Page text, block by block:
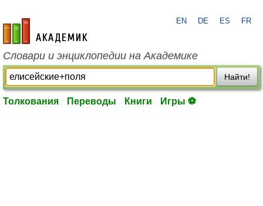
academic.ru
EN DE ES FR
Словари и энциклопедии на Академике
Найти!
Толкования Переводы Книги Игры ⚽